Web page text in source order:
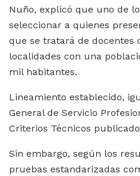
Nuño, explicó que uno de
seleccionar a quienes
que se tratará de docentes
localidades con una
mil habitantes.
Lineamiento establecido,
General de Servicio
Criterios Técnicos
Sin embargo, según los
pruebas estandarizadas